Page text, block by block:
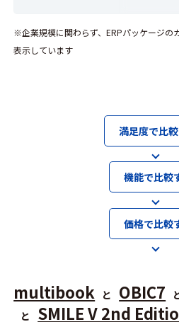
※企業規模に関わらず、ERPパッケージの
表示しています
満足度で比
機能で比較
価格で比較
multibook と OBIC7
と SMILE V 2nd